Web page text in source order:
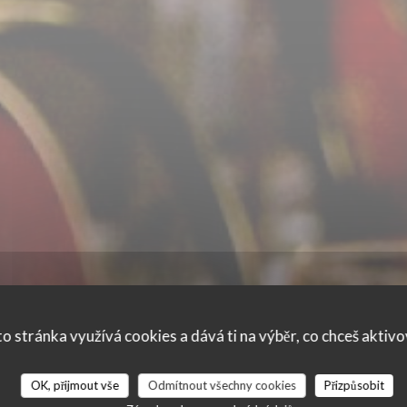
stránka využívá cookies a dává ti na výběr, co chceš
OK, přijmout vše Odmítnout všechny cookies
Přizpůsobit